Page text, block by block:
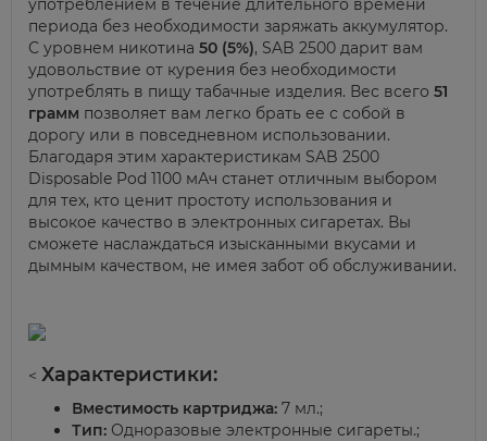
употреблением в течение длительного времени
периода без необходимости заряжать аккумулятор.
С уровнем никотина 50 (5%), SAB 2500 дарит вам
удовольствие от курения без необходимости
употреблять в пищу табачные изделия. Вес всего 51
грамм позволяет вам легко брать ее с собой в
дорогу или в повседневном использовании.
Благодаря этим характеристикам SAB 2500
Disposable Pod 1100 мАч станет отличным выбором
для тех, кто ценит простоту использования и
высокое качество в электронных сигаретах. Вы
сможете наслаждаться изысканными вкусами и
дымным качеством, не имея забот об обслуживании.
< Характеристики:
Вместимость картриджа: 7 мл.;
Тип: Одноразовые электронные сигареты.;